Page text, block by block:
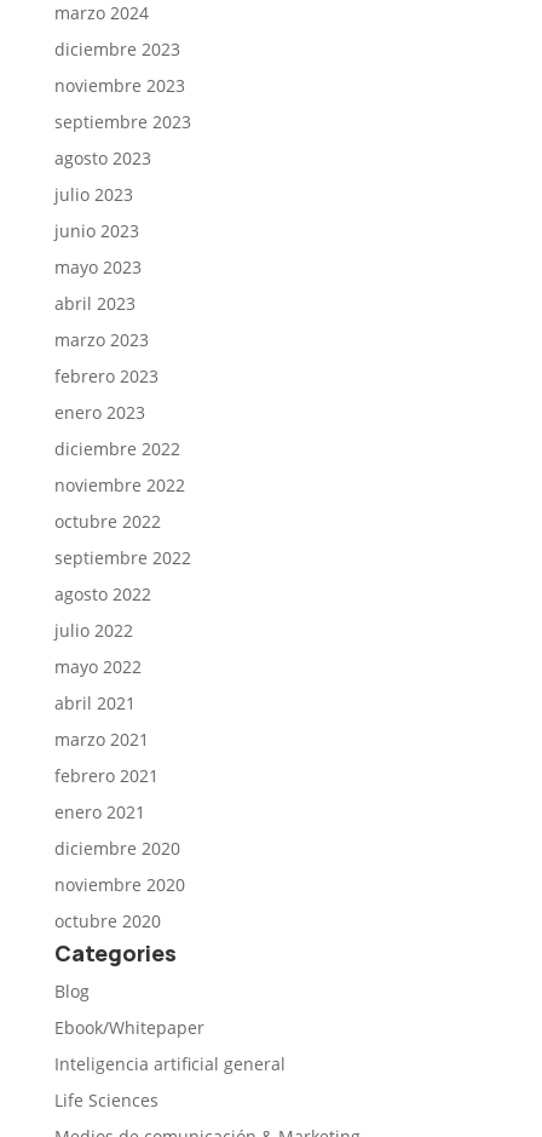
marzo 2024
diciembre 2023
noviembre 2023
septiembre 2023
agosto 2023
julio 2023
junio 2023
mayo 2023
abril 2023
marzo 2023
febrero 2023
enero 2023
diciembre 2022
noviembre 2022
octubre 2022
septiembre 2022
agosto 2022
julio 2022
mayo 2022
abril 2021
marzo 2021
febrero 2021
enero 2021
diciembre 2020
noviembre 2020
octubre 2020
Categories
Blog
Ebook/Whitepaper
Inteligencia artificial general
Life Sciences